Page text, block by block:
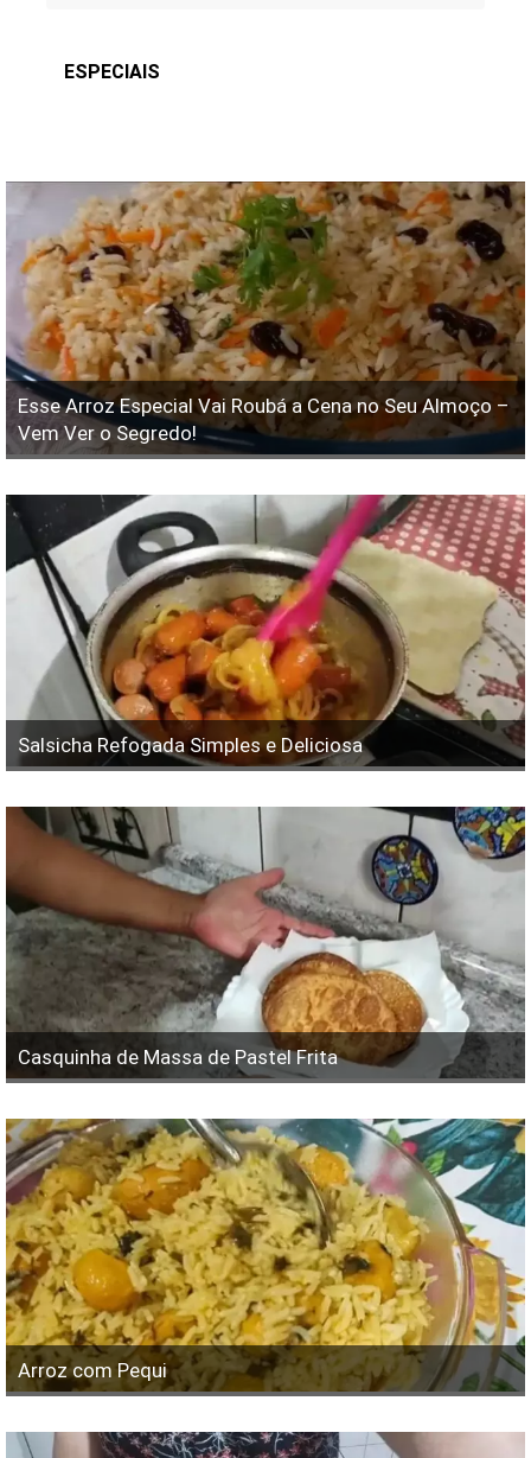
ESPECIAIS
Esse Arroz Especial Vai Roubá a Cena no Seu Almoço –
Vem Ver o Segredo!
Salsicha Refogada Simples e Deliciosa
Casquinha de Massa de Pastel Frita
Arroz com Pequi